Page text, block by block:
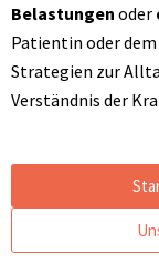
Belastungen oder
Patientin oder
Strategien zur
Verständnis der